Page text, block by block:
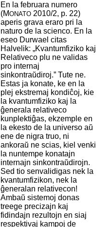
En la februara numero
(MONATO2010/2, p. 22)
aperis grava eraro pri la
naturo de la scienco. En la
eseo Durwael citas
Halvelik: „Kvantumfiziko kaj
Relativeco plu ne validas
pro internaj
sinkontraŭdiroj.” Tute ne.
Estas ja konate, ke en la
plej ekstremaj kondiĉoj, kie
la kvantumfiziko kaj la
ĝenerala relativeco
kunplektiĝas, ekzemple en
la ekesto de la universo aŭ
ene de nigra truo, ni
ankoraŭ ne scias, kiel venki
la nuntempe konatajn
internajn sinkontraŭdirojn.
Sed tio senvalidigas nek la
kvantumfizikon, nek la
ĝeneralan relativecon!
Ambaŭ sistemoj donas
treege precizajn kaj
fidindajn rezultojn en siaj
respektivaj kampoj de